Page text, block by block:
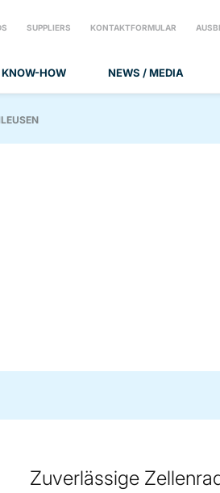
KNOW-HOW NEWS / MEDIA
SUPPLIERS KONTAKTFORMULAR
full screen
Zuverlässige